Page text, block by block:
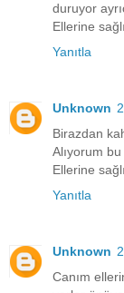
duruyor
Ellerine
Yanıtla
Unknown
Birazdan
Alıyorum
Ellerine
Yanıtla
Unknown
Canım